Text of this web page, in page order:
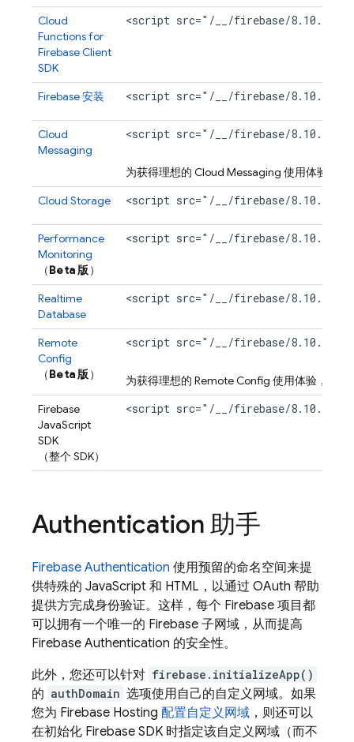
Cloud
Functions for
FirebaseClient
SDK
<script src="/__/firebase/8.10.1/
Firebase安装 <script src="/__/firebase/8.10.1/
Cloud
Messaging
<script src="/__/firebase/8.10.1/
为获得理想的 Cloud Messaging 使用体验，还
Cloud Storage
<script src="/__/firebase/8.10.1/
Performance
Monitoring
（Beta 版 ）
<script src="/__/firebase/8.10.1/
Realtime
Database
<script src="/__/firebase/8.10.1/
Remote
Config
（Beta 版 ）
<script src="/__/firebase/8.10.1/
为获得理想的 Remote Config 使用体验，还需
Firebase
JavaScript
SDK
（整个 SDK）
<script src="/__/firebase/8.10.1/
Authentication 助手
Firebase Authentication 使用预留的命名空间来提
供特殊的 JavaScript 和 HTML，以通过 OAuth 帮助
提供方完成身份验证。这样，每个 Firebase 项目都
可以拥有一个唯一的 Firebase 子网域，从而提高
Firebase Authentication 的安全性。
此外，您还可以针对 firebase.initializeApp()
的 authDomain 选项使用自己的自定义网域。如果
您为 Firebase Hosting 配置自定义网域 ，则还可以
在初始化 Firebase SDK 时指定该自定义网域（而不